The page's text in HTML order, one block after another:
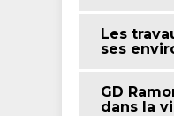
Les
ses
GD
dans la